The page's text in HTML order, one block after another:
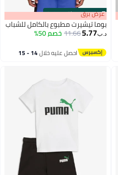
00m:00s
·باقي 100% عرض برق
بوما تيشيرت مطبوع بالكامل للشباب
د.ب‏5.77
11.66خصم 50%
احصل عليه خلال 14 - 15